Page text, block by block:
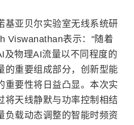
基亚贝尔实验室无线系统研
Viswanathan表示："随着
及物理AI流量以不同程度的
的重要组成部分，创新型能
重要性将日益凸显。本次实
将天线静默与功率控制相结
负载动态调整的智能时频资